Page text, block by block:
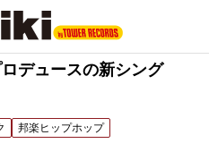
デュースの新シング
邦楽ヒップホップ